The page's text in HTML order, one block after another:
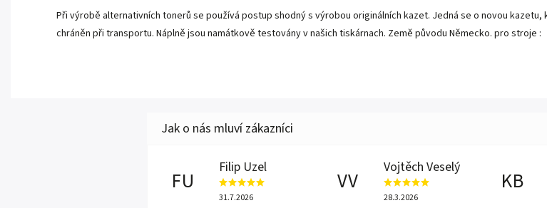
Při výrobě alternativních tonerů se používá postup shodný s výrobou originálních kazet. Jedná se o novou
chráněn při transportu. Náplně jsou namátkově testovány v našich tiskárnach. Země původu Německo. pro stroje :
FU
Filip Uzel
31.7.2026
VV
Vojtěch Veselý
28.3.2026
KB